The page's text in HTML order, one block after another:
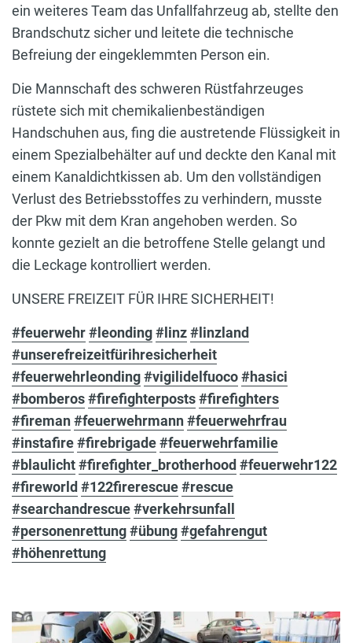
ein weiteres Team das Unfallfahrzeug ab, stellte den
Brandschutz sicher und leitete die technische
Befreiung der eingeklemmten Person ein.
Die Mannschaft des schweren Rüstfahrzeuges
rüstete sich mit chemikalienbeständigen
Handschuhen aus, fing die austretende Flüssigkeit in
einem Spezialbehälter auf und deckte den Kanal mit
einem Kanaldichtkissen ab. Um den vollständigen
Verlust des Betriebsstoffes zu verhindern, musste
der Pkw mit dem Kran angehoben werden. So
konnte gezielt an die betroffene Stelle gelangt und
die Leckage kontrolliert werden.
UNSERE FREIZEIT FÜR IHRE SICHERHEIT!
#feuerwehr#leonding#linz#linzland
#unserefreizeitfürihresicherheit
#feuerwehrleonding#vigilidelfuoco#hasici
#bomberos#firefighterposts#firefighters
#fireman#feuerwehrmann#feuerwehrfrau
#instafire#firebrigade#feuerwehrfamilie
#blaulicht#firefighter_brotherhood #feuerwehr122
#fireworld #122firerescue#rescue
#searchandrescue#verkehrsunfall
#personenrettung#übung#gefahrengut
#höhenrettung